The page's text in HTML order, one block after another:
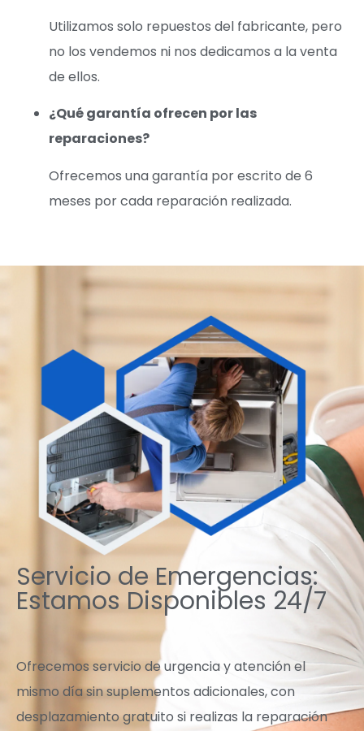
Utilizamos solo repuestos del fabricante, pero
no los vendemos ni nos dedicamos a la venta
de ellos.
¿Qué garantía ofrecen por las
reparaciones?
Ofrecemos una garantía por escrito de 6
meses por cada reparación realizada.
Servicio de Emergencias:
Estamos Disponibles 24/7
Ofrecemos servicio de urgencia y atención el
mismo día sin suplementos adicionales, con
desplazamiento gratuito si realizas la reparación